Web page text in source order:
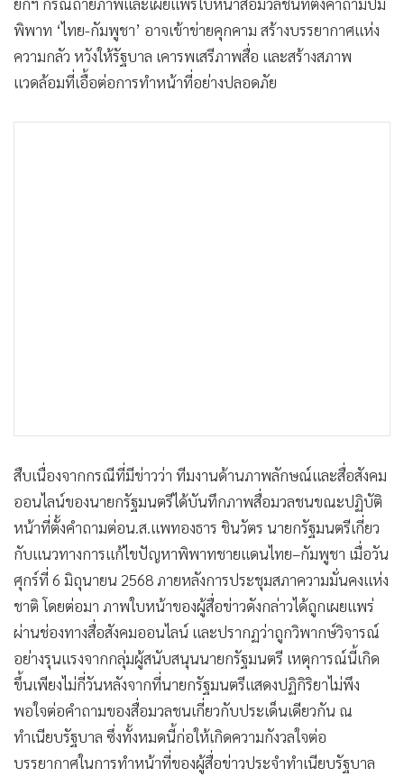
พิพาท ‘ไทย-กัมพูชา’ อาจเข้าข่ายคุกคาม สร้างบรรยากาศแห่ง
ความกลัว หวังให้รัฐบาล เคารพเสรีภาพสื่อ และสร้างสภาพ
แวดล้อมที่เอื้อต่อการทำหน้าที่อย่างปลอดภัย
สืบเนื่องจากกรณีที่มีข่าวว่า ทีมงานด้านภาพลักษณ์และสื่อสังคม
ออนไลน์ของนายกรัฐมนตรีได้บันทึกภาพสื่อมวลชนขณะปฏิบัติ
หน้าที่ตั้งคำถามต่อน.ส.แพทองธาร ชินวัตร นายกรัฐมนตรีเกี่ยว
กับแนวทางการแก้ไขปัญหาพิพาทชายแดนไทย–กัมพูชา เมื่อวัน
ศุกร์ที่ 6 มิถุนายน 2568 ภายหลังการประชุมสภาความมั่นคงแห่ง
ชาติ โดยต่อมา ภาพใบหน้าของผู้สื่อข่าวดังกล่าวได้ถูกเผยแพร่
ผ่านช่องทางสื่อสังคมออนไลน์ และปรากฏว่าถูกวิพากษ์วิจารณ์
อย่างรุนแรงจากกลุ่มผู้สนับสนุนนายกรัฐมนตรี เหตุการณ์นี้เกิด
ขึ้นเพียงไม่กี่วันหลังจากที่นายกรัฐมนตรีแสดงปฏิกิริยาไม่พึง
พอใจต่อคำถามของสื่อมวลชนเกี่ยวกับประเด็นเดียวกัน ณ
ทำเนียบรัฐบาล ซึ่งทั้งหมดนี้ก่อให้เกิดความกังวลใจต่อ
บรรยากาศในการทำหน้าที่ของผู้สื่อข่าวประจำทำเนียบรัฐบาล